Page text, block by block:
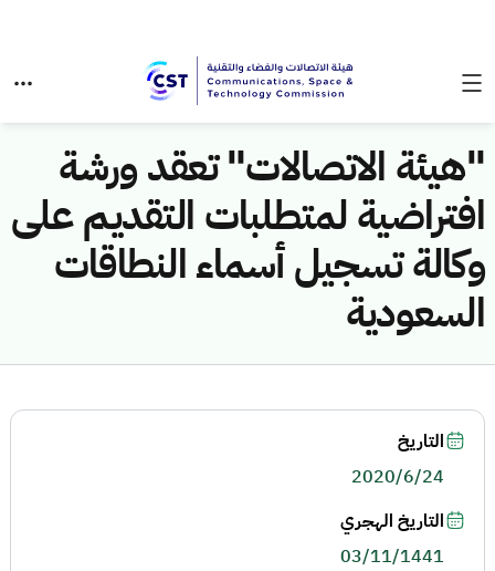
"هيئة الاتصالات" تعقد ورشة
افتراضية لمتطلبات التقديم على
وكالة تسجيل أسماء النطاقات
السعودية
التاريخ
2020/6/24
التاريخ الهجري
03/11/1441